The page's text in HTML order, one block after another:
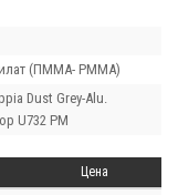
(ПММА- PMMA)
Dust Grey-Alu.
U732 PM
Цена